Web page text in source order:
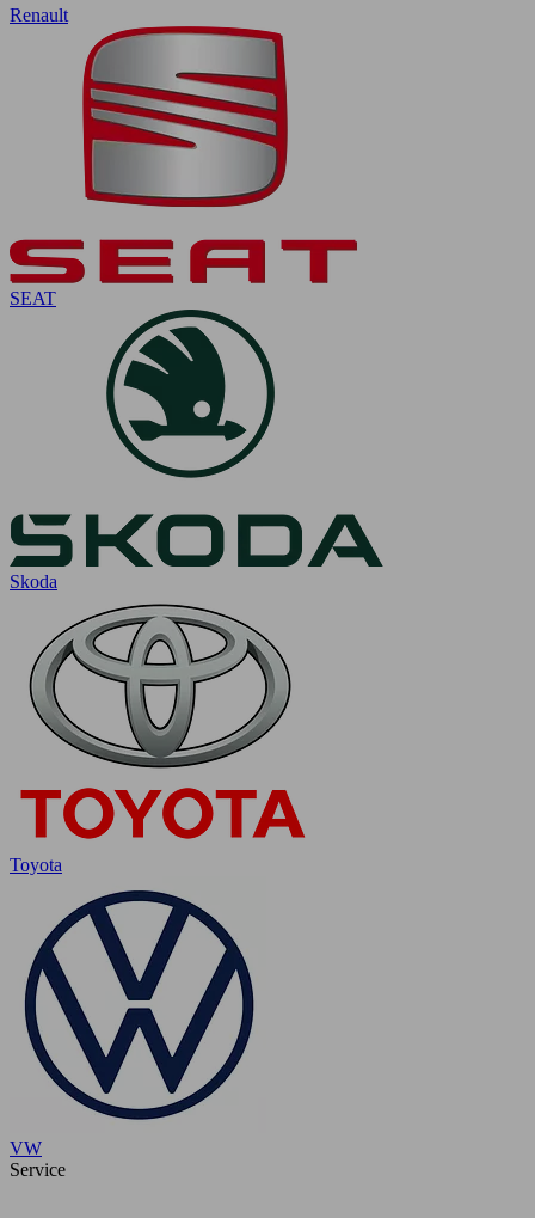
Renault
SEAT
Skoda
Toyota
VW
Service